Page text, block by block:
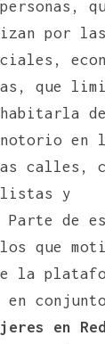
por las
que
en
calles,
y
de
que
la
en
en Red